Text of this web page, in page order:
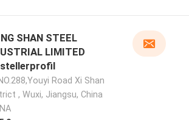
SHAN STEEL
LIMITED
Road Xi Shan
, Wuxi, Jiangsu, China